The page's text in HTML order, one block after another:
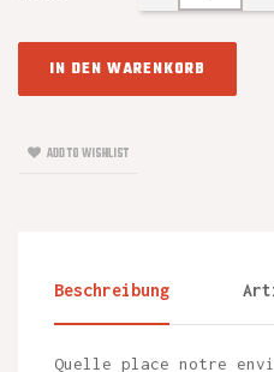
IN DEN WARENKORB
ADD TO WISHLIST
Beschreibung
Quelle place notre